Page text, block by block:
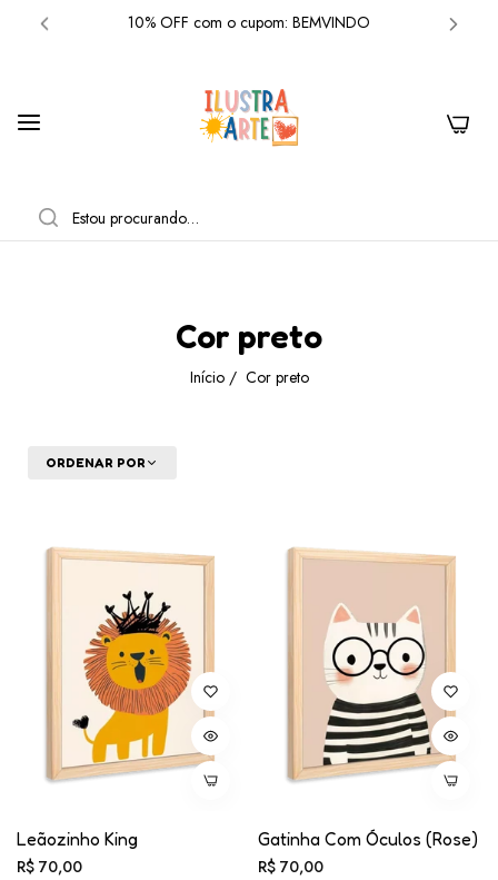
10% OFF com o cupom: BEMVINDO
10% OFF com o cupom: BEMVINDO
Frete grátis acima de R$300 em produtos
Frete grátis acima de R$300 em produtos
10% OFF com o cupom: BEMVINDO
10% OFF com o cupom: BEMVINDO
Cor preto
Início / Cor preto
ORDENAR POR
Leãozinho King
Preço
R$ 70,00
Gatinha Com Óculos (rose)
Preço
R$ 70,00